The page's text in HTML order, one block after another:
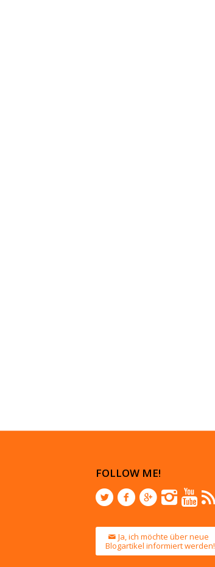
FOLLOW ME!
Ja, ich möchte über neue
Blogartikel informiert werden!